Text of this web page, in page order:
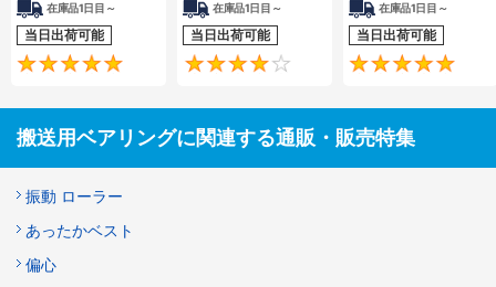
在庫品1日目～
当日出荷可能
4.8
在庫品1日目～
当日出荷可能
4.3
在庫品1日目～
当日出荷可能
搬送用ベアリングに関連する通販・販売特集
振動 ローラー
あったかベスト
偏心